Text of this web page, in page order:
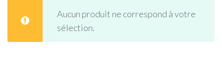
Aucun produit ne correspond à votre
sélection.